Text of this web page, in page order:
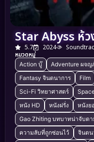
Star Abyss ห้ว
5.7 2024
หมวดหมู่
Action บู๊ Adventure ผจญ
Fantasy จินตนาการ
Film
Sci-Fi วิทยาศาสตร์
หนัง HD
หนังฝรั่ง หนังย
Gao Zhiting บทบาทน่าจับตา
ความลับที่ถูกซ่อนไว้
จินตน